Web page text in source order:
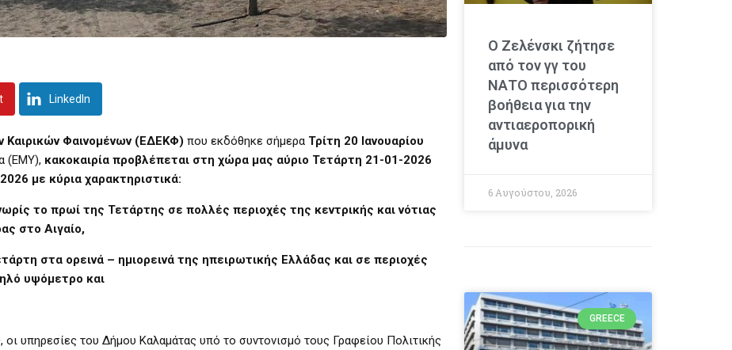
LinkedIn
Καιρικών Φαινομένων (ΕΔΕΚΦ) που εκδόθηκε σήμερα Τρίτη 20 Ιανουαρίου
(ΕΜΥ), κακοκαιρία προβλέπεται στη χώρα μας αύριο Τετάρτη 21-01-2026
με κύρια χαρακτηριστικά:
το πρωί της Τετάρτης σε πολλές περιοχές της κεντρικής και νότιας
στο Αιγαίο,
στα ορεινά – ημιορεινά της ηπειρωτικής Ελλάδας και σε περιοχές
υψόμετρο και
υπηρεσίες του Δήμου Καλαμάτας υπό το συντονισμό τους Γραφείου Πολιτικής
Ο Ζελένσκι ζήτησε
από τον γγ του
ΝΑΤΟ περισσότερη
βοήθεια για την
αντιαεροπορική
άμυνα
6 Αυγούστου, 2026
GREECE